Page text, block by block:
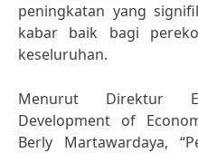
peningkatan yang
kabar baik bagi
keseluruhan.
Menurut Direktur
Development of
Berly Martawardaya,